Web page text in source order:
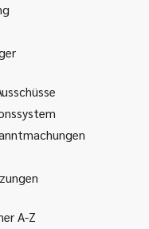
A-Z